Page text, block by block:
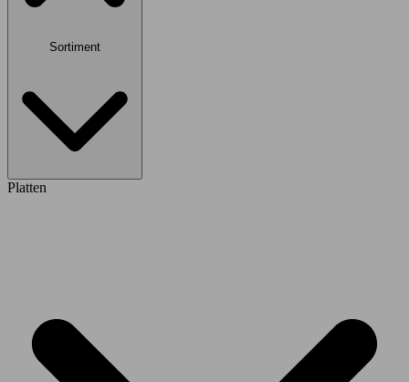
Sortiment
Platten